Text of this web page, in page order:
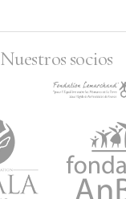
Nuestros socios